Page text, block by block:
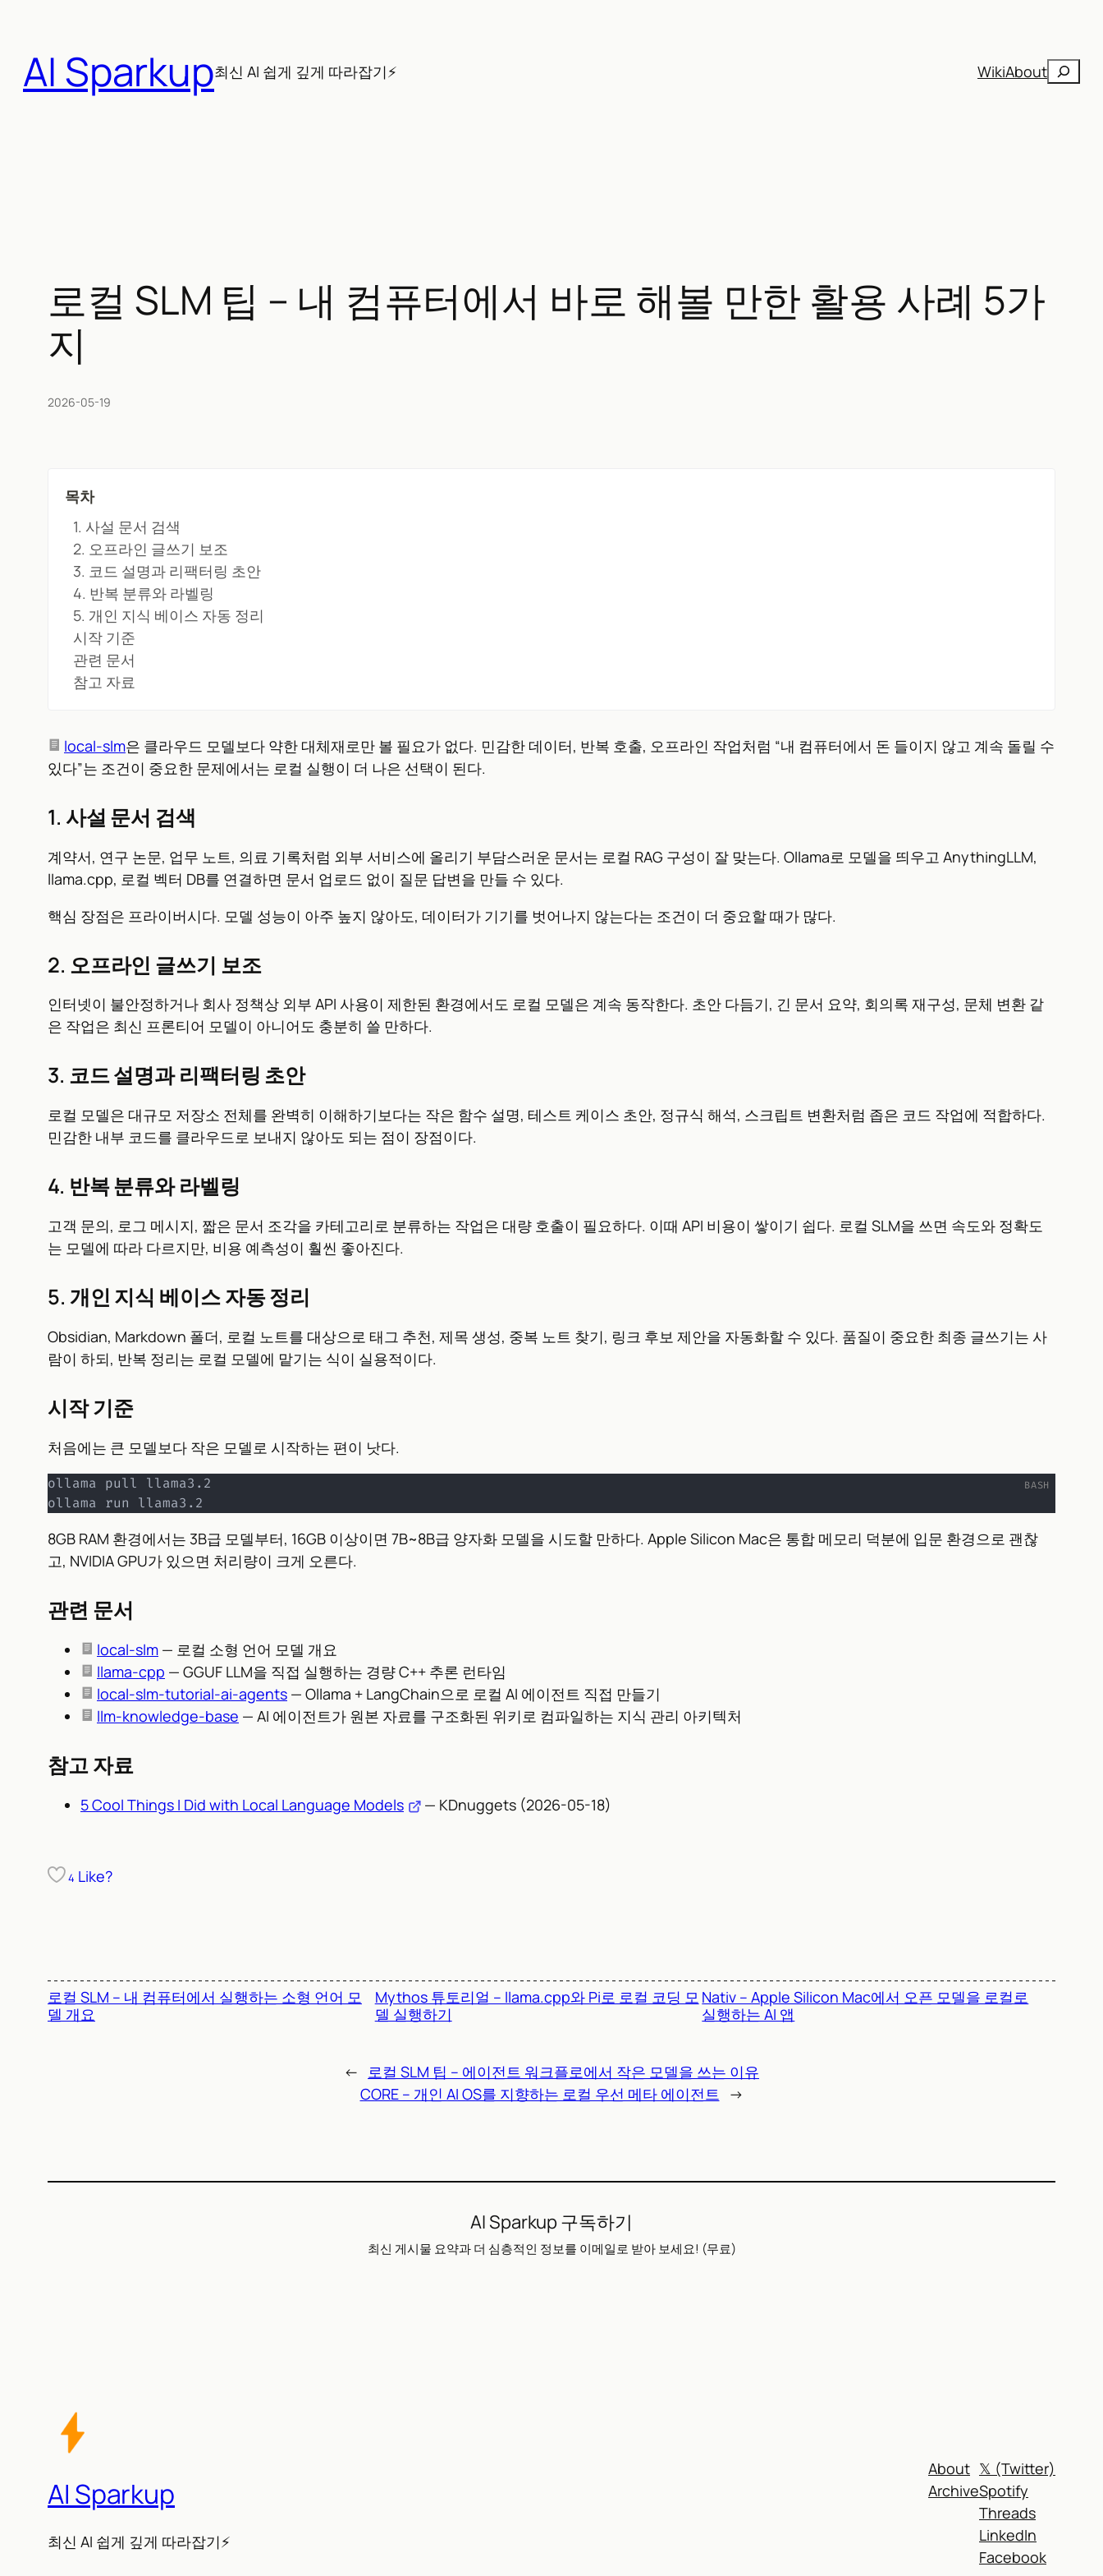
AI Sparkup최신 AI 쉽게 깊게 따라잡기⚡ WikiAbout검
로컬 SLM 팁 – 내 컴퓨터에서 바로 해볼 만한 활용 사례 5가
지
2026-05-19
목차
1. 사설 문서 검색
2. 오프라인 글쓰기 보조
3. 코드 설명과 리팩터링 초안
4. 반복 분류와 라벨링
5. 개인 지식 베이스 자동 정리
시작 기준
관련 문서
참고 자료
local-slm은 클라우드 모델보다 약한 대체재로만 볼 필요가 없다. 민감한 데이터, 반복 호출, 오프라인 작업처럼 “내 컴퓨터에서 돈 들이지 않고 계속 돌릴 수
있다”는 조건이 중요한 문제에서는 로컬 실행이 더 나은 선택이 된다.
1. 사설 문서 검색
계약서, 연구 논문, 업무 노트, 의료 기록처럼 외부 서비스에 올리기 부담스러운 문서는 로컬 RAG 구성이 잘 맞는다. Ollama로 모델을 띄우고 AnythingLLM,
llama.cpp, 로컬 벡터 DB를 연결하면 문서 업로드 없이 질문 답변을 만들 수 있다.
핵심 장점은 프라이버시다. 모델 성능이 아주 높지 않아도, 데이터가 기기를 벗어나지 않는다는 조건이 더 중요할 때가 많다.
2. 오프라인 글쓰기 보조
인터넷이 불안정하거나 회사 정책상 외부 API 사용이 제한된 환경에서도 로컬 모델은 계속 동작한다. 초안 다듬기, 긴 문서 요약, 회의록 재구성, 문체 변환 같
은 작업은 최신 프론티어 모델이 아니어도 충분히 쓸 만하다.
3. 코드 설명과 리팩터링 초안
로컬 모델은 대규모 저장소 전체를 완벽히 이해하기보다는 작은 함수 설명, 테스트 케이스 초안, 정규식 해석, 스크립트 변환처럼 좁은 코드 작업에 적합하다.
민감한 내부 코드를 클라우드로 보내지 않아도 되는 점이 장점이다.
4. 반복 분류와 라벨링
고객 문의, 로그 메시지, 짧은 문서 조각을 카테고리로 분류하는 작업은 대량 호출이 필요하다. 이때 API 비용이 쌓이기 쉽다. 로컬 SLM을 쓰면 속도와 정확도
는 모델에 따라 다르지만, 비용 예측성이 훨씬 좋아진다.
5. 개인 지식 베이스 자동 정리
Obsidian, Markdown 폴더, 로컬 노트를 대상으로 태그 추천, 제목 생성, 중복 노트 찾기, 링크 후보 제안을 자동화할 수 있다. 품질이 중요한 최종 글쓰기는 사
람이 하되, 반복 정리는 로컬 모델에 맡기는 식이 실용적이다.
시작 기준
처음에는 큰 모델보다 작은 모델로 시작하는 편이 낫다.
ollama pull llama3.2
ollama run llama3.2
8GB RAM 환경에서는 3B급 모델부터, 16GB 이상이면 7B~8B급 양자화 모델을 시도할 만하다. Apple Silicon Mac은 통합 메모리 덕분에 입문 환경으로 괜찮
고, NVIDIA GPU가 있으면 처리량이 크게 오른다.
관련 문서
local-slm — 로컬 소형 언어 모델 개요
llama-cpp — GGUF LLM을 직접 실행하는 경량 C++ 추론 런타임
local-slm-tutorial-ai-agents — Ollama + LangChain으로 로컬 AI 에이전트 직접 만들기
llm-knowledge-base — AI 에이전트가 원본 자료를 구조화된 위키로 컴파일하는 지식 관리 아키텍처
참고 자료
5 Cool Things I Did with Local Language Models — KDnuggets (2026-05-18)
4 Like?
로컬 SLM – 내 컴퓨터에서 실행하는 소형 언어 모
델 개요
Mythos 튜토리얼 – llama.cpp와 Pi로 로컬 코딩 모
델 실행하기
Nativ – Apple Silicon Mac에서 오픈 모델을 로컬로
실행하는 AI 앱
← 로컬 SLM 팁 – 에이전트 워크플로에서 작은 모델을 쓰는 이유
CORE – 개인 AI OS를 지향하는 로컬 우선 메타 에이전트 →
AI Sparkup 구독하기
최신 게시물 요약과 더 심층적인 정보를 이메일로 받아 보세요! (무료)
AI Sparkup
최신 AI 쉽게 깊게 따라잡기⚡
About
Archive
𝕏 (Twitter)
Spotify
Threads
LinkedIn
Facebook